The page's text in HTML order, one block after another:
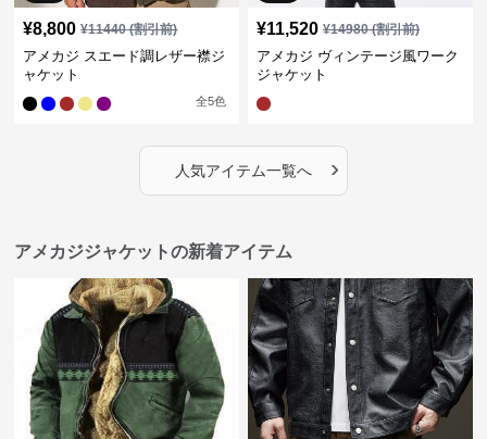
¥8,800 ¥11440(割引前)
アメカジ スエード調レザー襟ジ
ャケット
全5色
¥11,520 ¥14980(割引前)
アメカジ ヴィンテージ風ワーク
ジャケット
人気アイテム一覧へ ›
アメカジジャケットの新着アイテム